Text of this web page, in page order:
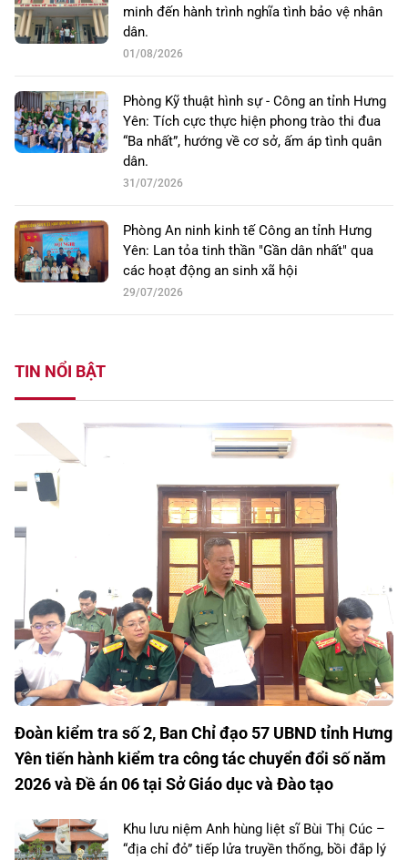
minh đến hành trình nghĩa tình bảo vệ nhân
dân.
01/08/2026
Phòng Kỹ thuật hình sự - Công an tỉnh Hưng
Yên: Tích cực thực hiện phong trào thi đua
“Ba nhất”, hướng về cơ sở, ấm áp tình quân
dân.
31/07/2026
Phòng An ninh kinh tế Công an tỉnh Hưng
Yên: Lan tỏa tinh thần "Gần dân nhất" qua
các hoạt động an sinh xã hội
29/07/2026
TIN NỔI BẬT
Đoàn kiểm tra số 2, Ban Chỉ đạo 57 UBND tỉnh Hưng
Yên tiến hành kiểm tra công tác chuyển đổi số năm
2026 và Đề án 06 tại Sở Giáo dục và Đào tạo
Khu lưu niệm Anh hùng liệt sĩ Bùi Thị Cúc –
“địa chỉ đỏ” tiếp lửa truyền thống, bồi đắp lý